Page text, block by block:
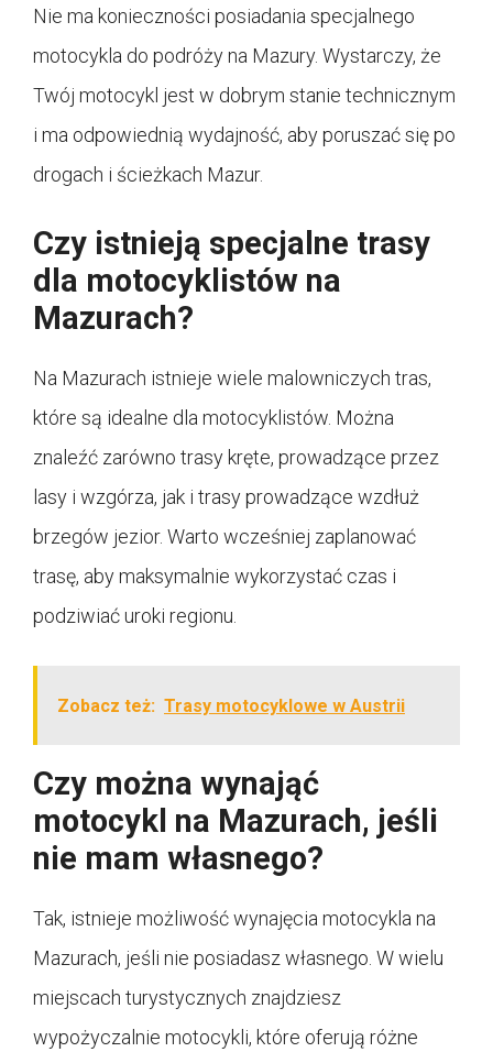
Nie ma konieczności posiadania specjalnego
motocykla do podróży na Mazury. Wystarczy, że
Twój motocykl jest w dobrym stanie technicznym
i ma odpowiednią wydajność, aby poruszać się po
drogach i ścieżkach Mazur.
Czy istnieją specjalne trasy
dla motocyklistów na
Mazurach?
Na Mazurach istnieje wiele malowniczych tras,
które są idealne dla motocyklistów. Można
znaleźć zarówno trasy kręte, prowadzące przez
lasy i wzgórza, jak i trasy prowadzące wzdłuż
brzegów jezior. Warto wcześniej zaplanować
trasę, aby maksymalnie wykorzystać czas i
podziwiać uroki regionu.
Zobacz też: Trasy motocyklowe w Austrii
Czy można wynająć
motocykl na Mazurach, jeśli
nie mam własnego?
Tak, istnieje możliwość wynajęcia motocykla na
Mazurach, jeśli nie posiadasz własnego. W wielu
miejscach turystycznych znajdziesz
wypożyczalnie motocykli, które oferują różne